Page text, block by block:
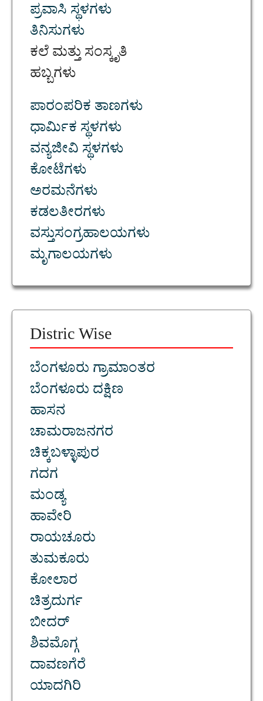
ಪ್ರವಾಸಿ ಸ್ಥಳಗಳು
ತಿನಿಸುಗಳು
ಕಲೆ ಮತ್ತು ಸಂಸ್ಕೃತಿ
ಹಬ್ಬಗಳು
ಪಾರಂಪರಿಕ ತಾಣಗಳು
ಧಾರ್ಮಿಕ ಸ್ಥಳಗಳು
ವನ್ಯಜೀವಿ ಸ್ಥಳಗಳು
ಕೋಟೆಗಳು
ಅರಮನೆಗಳು
ಕಡಲತೀರಗಳು
ವಸ್ತುಸಂಗ್ರಹಾಲಯಗಳು
ಮೃಗಾಲಯಗಳು
Distric Wise
ಬೆಂಗಳೂರು ಗ್ರಾಮಾಂತರ
ಬೆಂಗಳೂರು ದಕ್ಷಿಣ
ಹಾಸನ
ಚಾಮರಾಜನಗರ
ಚಿಕ್ಕಬಳ್ಳಾಪುರ
ಗದಗ
ಮಂಡ್ಯ
ಹಾವೇರಿ
ರಾಯಚೂರು
ತುಮಕೂರು
ಕೋಲಾರ
ಚಿತ್ರದುರ್ಗ
ಬೀದರ್
ಶಿವಮೊಗ್ಗ
ದಾವಣಗೆರೆ
ಯಾದಗಿರಿ